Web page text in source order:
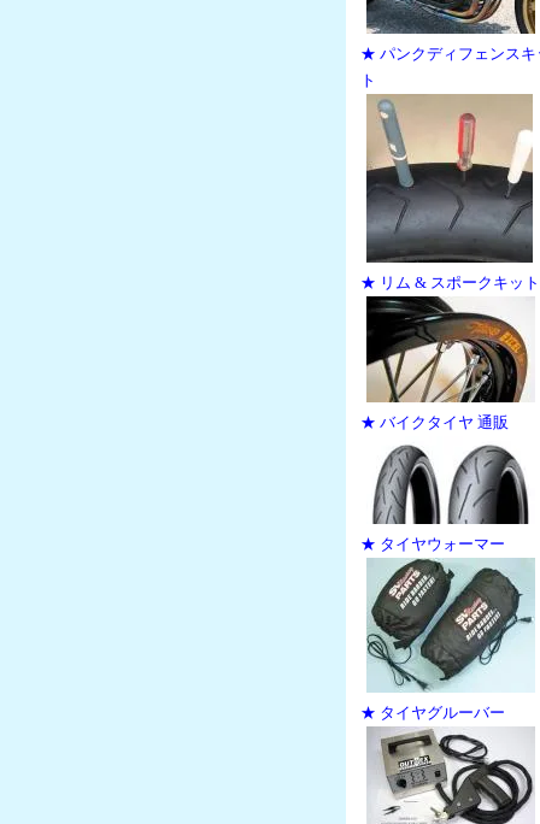
★ パンクディフェンスキ
ト
★ リム & スポークキット
★ バイクタイヤ 通販
★ タイヤウォーマー
★ タイヤグルーバー